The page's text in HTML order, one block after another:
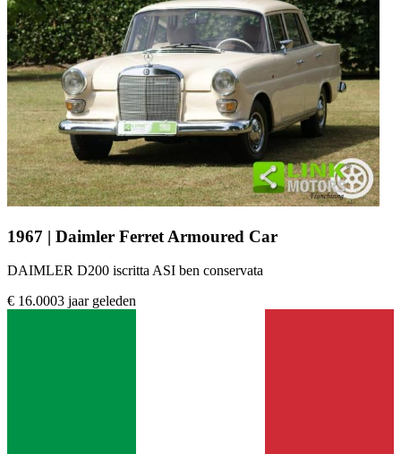
1967 | Daimler Ferret Armoured Car
DAIMLER D200 iscritta ASI ben conservata
€ 16.0003 jaar geleden